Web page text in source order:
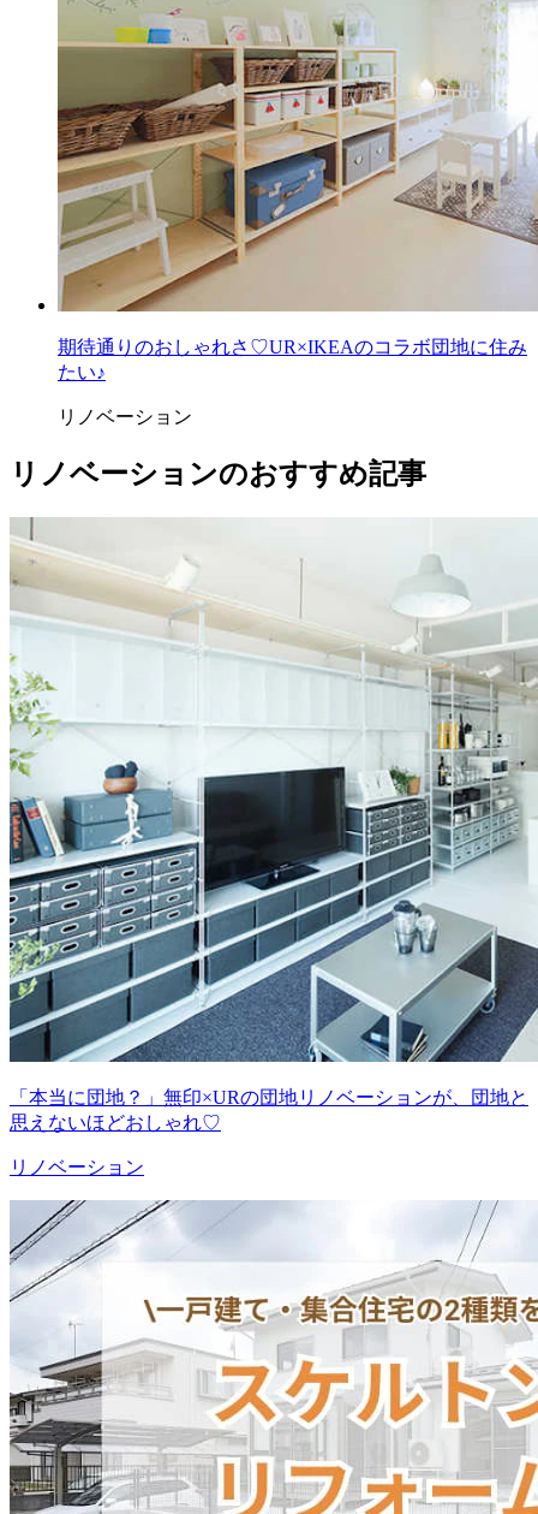
期待通りのおしゃれさ♡UR×IKEAのコラボ団地に住み
たい♪
リノベーション
リノベーションのおすすめ記事
「本当に団地？」無印×URの団地リノベーションが、団地と
思えないほどおしゃれ♡
リノベーション